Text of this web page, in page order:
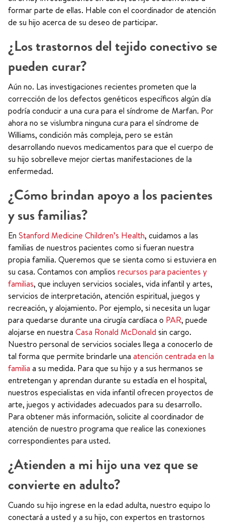
formar parte de ellas. Hable con el coordinador de atención
de su hijo acerca de su deseo de participar.
¿Los trastornos del tejido conectivo se
pueden curar?
Aún no. Las investigaciones recientes prometen que la
corrección de los defectos genéticos específicos algún día
podría conducir a una cura para el síndrome de Marfan. Por
ahora no se vislumbra ninguna cura para el síndrome de
Williams, condición más compleja, pero se están
desarrollando nuevos medicamentos para que el cuerpo de
su hijo sobrelleve mejor ciertas manifestaciones de la
enfermedad.
¿Cómo brindan apoyo a los pacientes
y sus familias?
En Stanford Medicine Children’s Health, cuidamos a las
familias de nuestros pacientes como si fueran nuestra
propia familia. Queremos que se sienta como si estuviera en
su casa. Contamos con amplios recursos para pacientes y
familias, que incluyen servicios sociales, vida infantil y artes,
servicios de interpretación, atención espiritual, juegos y
recreación, y alojamiento. Por ejemplo, si necesita un lugar
para quedarse durante una cirugía cardíaca o PAR, puede
alojarse en nuestra Casa Ronald McDonald sin cargo.
Nuestro personal de servicios sociales llega a conocerlo de
tal forma que permite brindarle una atención centrada en la
familia a su medida. Para que su hijo y a sus hermanos se
entretengan y aprendan durante su estadía en el hospital,
nuestros especialistas en vida infantil ofrecen proyectos de
arte, juegos y actividades adecuados para su desarrollo.
Para obtener más información, solicite al coordinador de
atención de nuestro programa que realice las conexiones
correspondientes para usted.
¿Atienden a mi hijo una vez que se
convierte en adulto?
Cuando su hijo ingrese en la edad adulta, nuestro equipo lo
conectará a usted y a su hijo, con expertos en trastornos